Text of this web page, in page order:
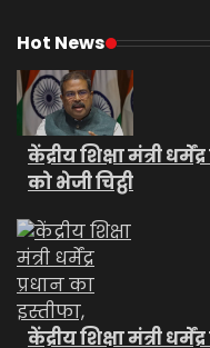
Hot News
केंद्रीय शिक्षा मंत्री
को भेजी चिट्ठी
केंद्रीय शिक्षा मंत्री